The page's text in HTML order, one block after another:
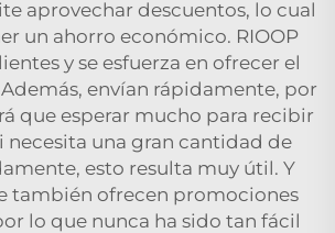
aprovechar descuentos, lo cual
un ahorro económico. RIOOP
y se esfuerza en ofrecer el
envían rápidamente, por
que esperar mucho para recibir
necesita una gran cantidad de
esto resulta muy útil. Y
también ofrecen promociones
lo que nunca ha sido tan fácil